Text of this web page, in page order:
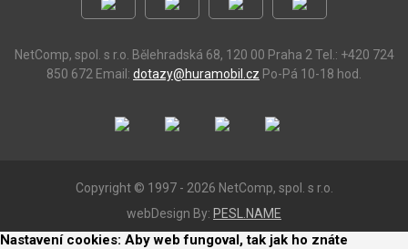
NetComp, spol. s r.o. Bělehradská 68, 120 00 Praha 2 Tel.: +420 724
850 672 Email: dotazy@huramobil.cz Po-Pá 10-18 hod.
Copyright © 1997 - 2026 NetComp, spol. s r.o.
webDesign By: PESL.NAME
Nastavení cookies: Aby web fungoval, tak jak ho znáte